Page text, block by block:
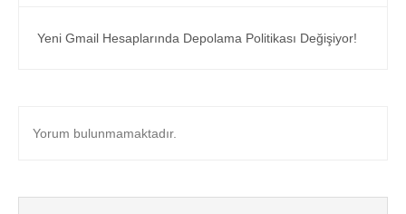
Yeni Gmail Hesaplarında Depolama Politikası Değişiyor!
Yorum bulunmamaktadır.